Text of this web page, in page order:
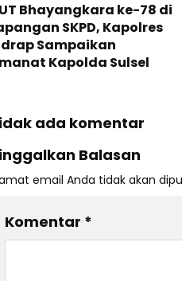
Bhayangkara ke-78 di
SKPD, Kapolres
Sampaikan
Kapolda Sulsel
ada komentar
Balasan
email Anda tidak akan
Komentar *